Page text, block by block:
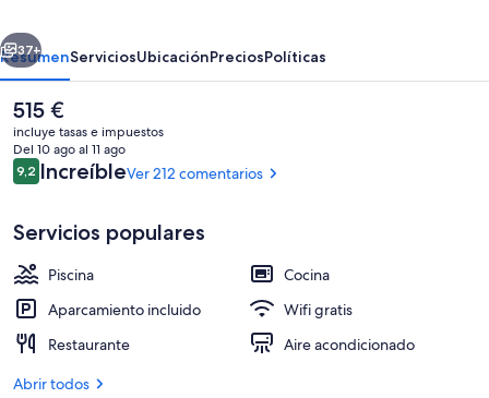
Bar (en el alojamiento)
Siguiente
37+
ResumenServiciosUbicaciónPreciosPolíticas
El
precio
actual
es
de
515 €
incluye tasas e impuestos
Del 10 ago al 11 ago
Comentarios
9,29,2 de 10
IncreíbleVer 212 comentarios
Servicios populares
Piscina
Cocina
Aparcamiento incluido
Wifi gratis
Restaurante
Aire acondicionado
Abrir todos